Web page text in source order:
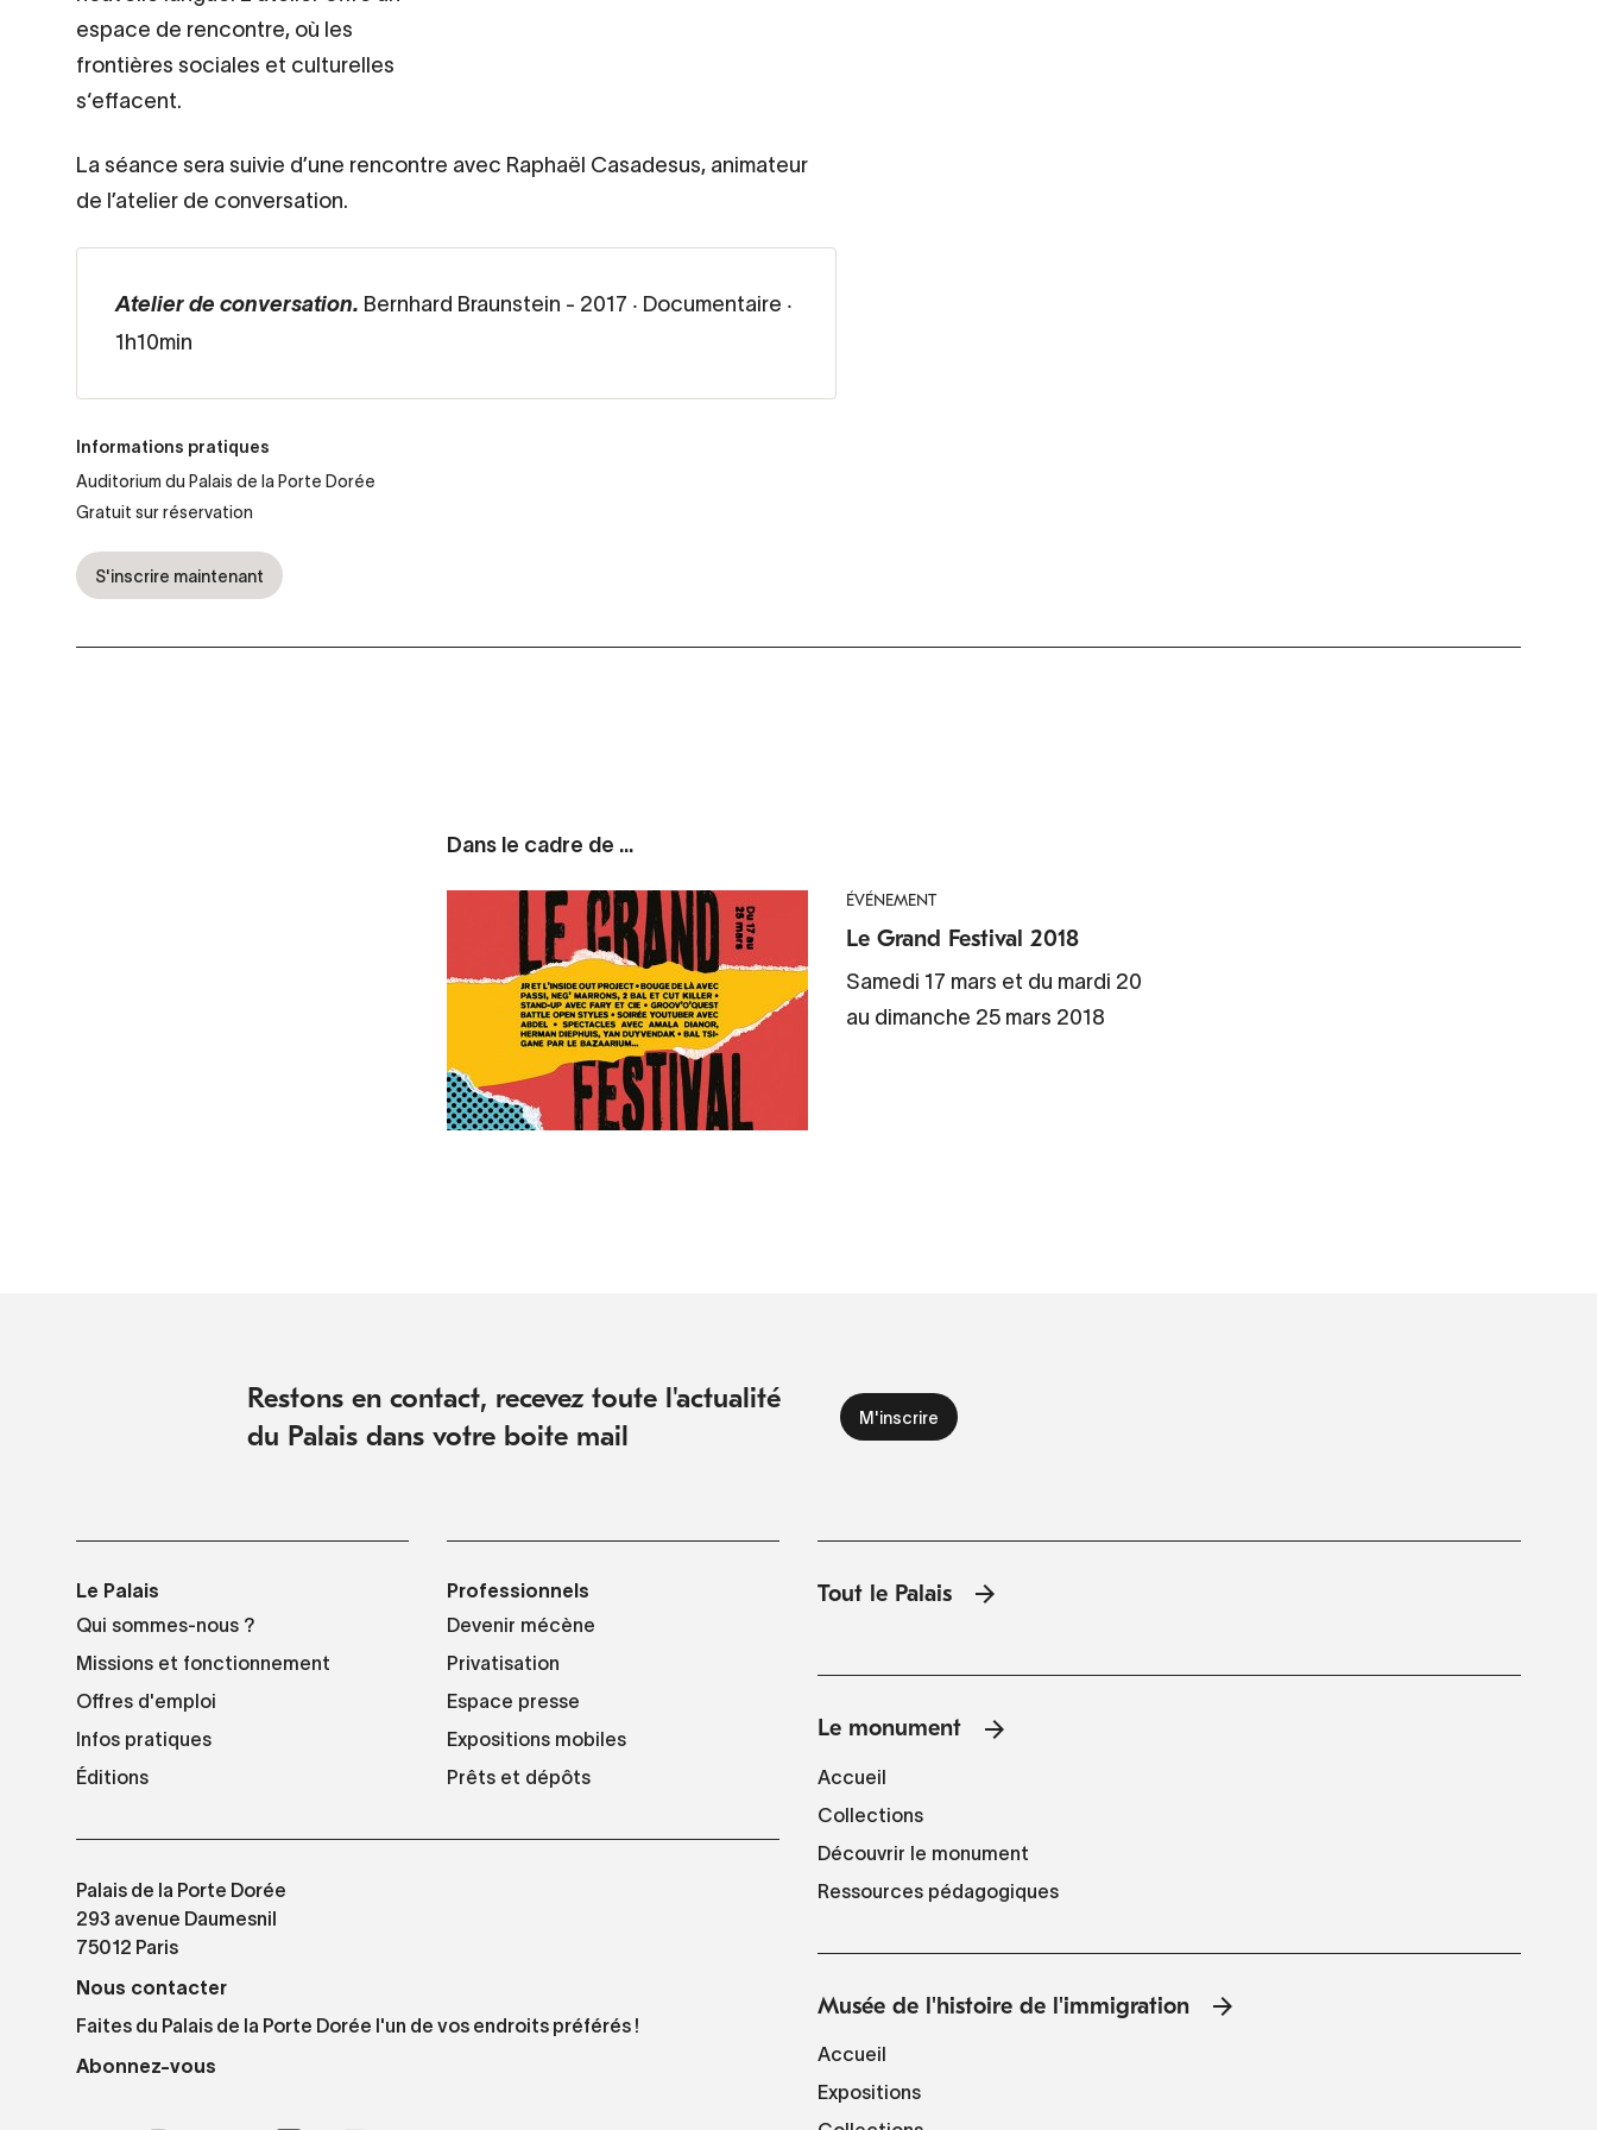
espace de rencontre, où les
frontières sociales et culturelles
s‘effacent.
La séance sera suivie d’une rencontre avec Raphaël Casadesus, animateur
de l’atelier de conversation.
Atelier de conversation. Bernhard Braunstein - 2017 ‧ Documentaire ‧
1h10min
Informations pratiques
Auditorium du Palais de la Porte Dorée
Gratuit sur réservation
S'inscrire maintenant
Dans le cadre de ...
ÉVÉNEMENT
Le Grand Festival 2018
Samedi 17 mars et du mardi 20
au dimanche 25 mars 2018
Restons en contact, recevez toute l'actualité
du Palais dans votre boite mail
Le Palais
Qui sommes-nous ?
Missions et fonctionnement
Offres d'emploi
Infos pratiques
Éditions
Professionnels
Devenir mécène
Privatisation
Espace presse
Expositions mobiles
Prêts et dépôts
Palais de la Porte Dorée
293 avenue Daumesnil
75012 Paris
Nous contacter
Faites du Palais de la Porte Dorée l'un de vos endroits préférés !
Abonnez-vous
Tout le Palais
Le monument
Accueil
Collections
Découvrir le monument
Ressources pédagogiques
Musée de l'histoire de l'immigration
Accueil
Expositions